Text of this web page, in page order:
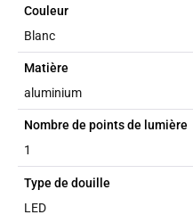
Couleur
Blanc
Matière
aluminium
Nombre de points de lumière
1
Type de douille
LED